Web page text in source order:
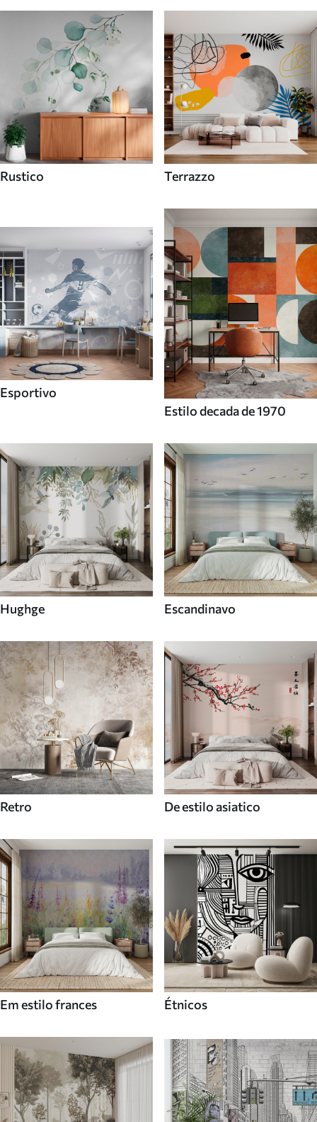
Rustico Terrazzo
Esportivo
Estilo decada de 1970
Hughge Escandinavo
Retro De estilo asiatico
Em estilo frances Étnicos